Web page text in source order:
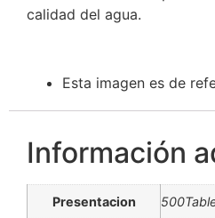
calidad del agua.
Esta imagen es de
Información
Presentacion